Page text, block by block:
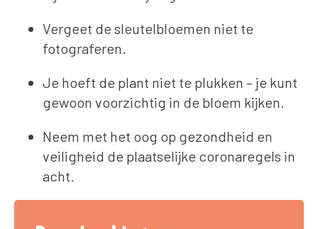
Vergeet de sleutelbloemen niet te
fotograferen.
Je hoeft de plant niet te plukken – je kunt
gewoon voorzichtig in de bloem kijken.
Neem met het oog op gezondheid en
veiligheid de plaatselijke coronaregels in
acht.